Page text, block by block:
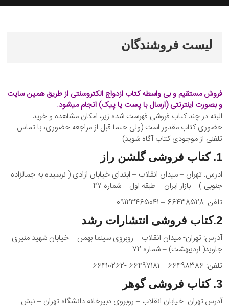
u
t
لیست فروشندگان
فروش مستقیم و بی واسطه کتاب ازدواج الکتروسنتی از طریق همین سایت
و بصورت اینترنتی (ارسال با پست یا پیک) انجام میشود.
البته در چند کتاب فروشی فهرست شده زیر، امکان مشاهده و خرید
حضوری کتاب مقدور است (ولی حتما قبل از مراجعه حضوری، با تماس
تلفنی از موجودی کتاب آگاه شوید).
1. کتاب فروشی گلشن راز
ادرس: تهران – میدان انقلاب – ابتدای خیابان ازادی ( نرسیده به جمالزاده
جنوبی ) – بازار ایران – طبقه اول – شماره 47
تلفن: 66438528 – 09123465041
2.کتاب فروشی انتشارات رشد
آدرس: تهران- میدان انقلاب – روبروی سینما بهمن – خیابان شهید منیری
جاوید( اردیبهشت) – شماره 72
تلفن: 66498386 – 66497181 -66410262
3. کتاب فروشی گوهر
آدرس:تهران خیابان انقلاب – روبروی دبیرخانه دانشگاه تهران – نبش